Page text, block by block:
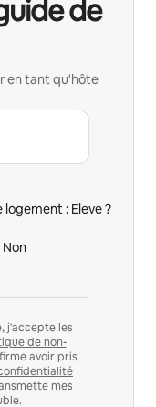
de
en tant qu'hôte
: Eleve ?
Non
j'accepte les
de non-
avoir pris
mes